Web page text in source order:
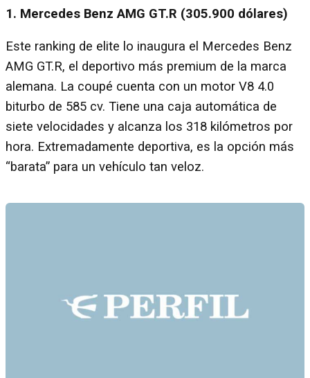
1. Mercedes Benz AMG GT.R (305.900 dólares)
Este ranking de elite lo inaugura el Mercedes Benz
AMG GT.R, el deportivo más premium de la marca
alemana. La coupé cuenta con un motor V8 4.0
biturbo de 585 cv. Tiene una caja automática de
siete velocidades y alcanza los 318 kilómetros por
hora. Extremadamente deportiva, es la opción más
“barata” para un vehículo tan veloz.